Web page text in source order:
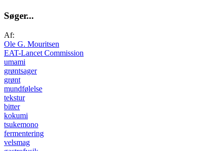
Søger...
Af:
Ole G. Mouritsen
EAT-Lancet Commission
umami
grøntsager
grønt
mundfølelse
tekstur
bitter
kokumi
tsukemono
fermentering
velsmag